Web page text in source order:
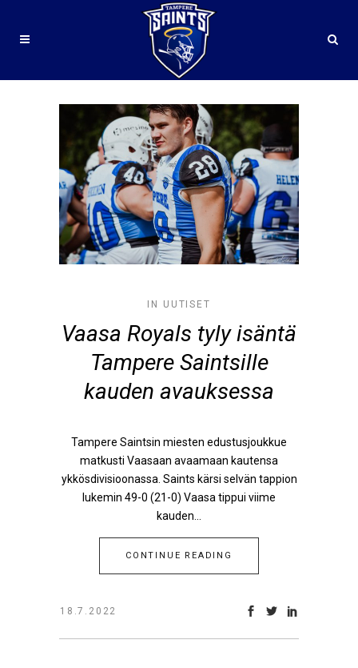
IN UUTISET
Vaasa Royals tyly isäntä
Tampere Saintsille
kauden avauksessa
Tampere Saintsin miesten edustusjoukkue
matkusti Vaasaan avaamaan kautensa
ykkösdivisioonassa. Saints kärsi selvän tappion
lukemin 49-0 (21-0) Vaasa tippui viime
kauden...
CONTINUE READING
18.7.2022